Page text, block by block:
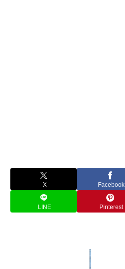
X Facebook
LINE Pinterest